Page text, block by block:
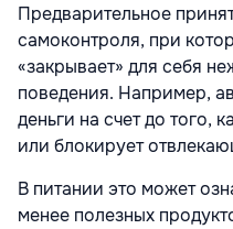
Предварительное
самоконтроля, при
«закрывает» для себя
поведения. Например,
деньги на счет до того,
или блокирует
В питании это может
менее полезных